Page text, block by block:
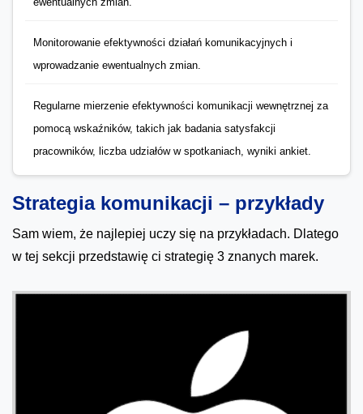
Monitorowanie efektywności działań komunikacyjnych i
wprowadzanie ewentualnych zmian.
Regularne mierzenie efektywności komunikacji wewnętrznej za
pomocą wskaźników, takich jak badania satysfakcji
pracowników, liczba udziałów w spotkaniach, wyniki ankiet.
Strategia komunikacji – przykłady
Sam wiem, że najlepiej uczy się na przykładach. Dlatego
w tej sekcji przedstawię ci strategię 3 znanych marek.